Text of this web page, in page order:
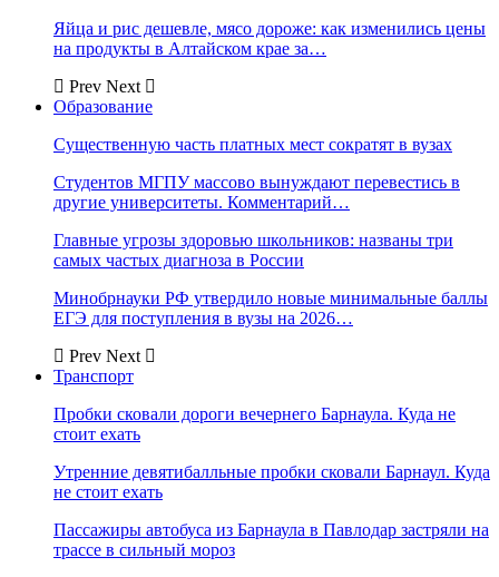
Яйца и рис дешевле, мясо дороже: как изменились цены
на продукты в Алтайском крае за…
Prev Next
Образование
Существенную часть платных мест сократят в вузах
Студентов МГПУ массово вынуждают перевестись в
другие университеты. Комментарий…
Главные угрозы здоровью школьников: названы три
самых частых диагноза в России
Минобрнауки РФ утвердило новые минимальные баллы
ЕГЭ для поступления в вузы на 2026…
Prev Next
Транспорт
Пробки сковали дороги вечернего Барнаула. Куда не
стоит ехать
Утренние девятибалльные пробки сковали Барнаул. Куда
не стоит ехать
Пассажиры автобуса из Барнаула в Павлодар застряли на
трассе в сильный мороз